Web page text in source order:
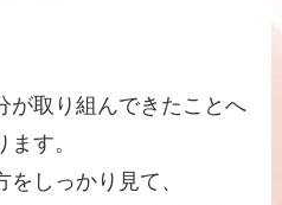
が取り組んできたことへ
す。
しっかり見て、